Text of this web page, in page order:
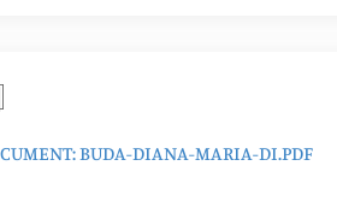
BUDA-DIANA-MARIA-DI.PDF